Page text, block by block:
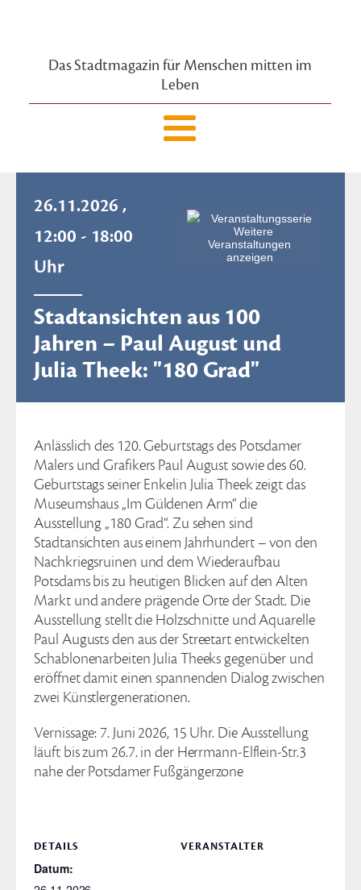
Das Stadtmagazin für Menschen mitten im
Leben
26.11.2026 ,
12:00 - 18:00
Uhr
Veranstaltungsserie
Weitere
Veranstaltungen
anzeigen
Stadtansichten aus 100
Jahren – Paul August und
Julia Theek: "180 Grad"
Anlässlich des 120. Geburtstags des Potsdamer
Malers und Grafikers Paul August sowie des 60.
Geburtstags seiner Enkelin Julia Theek zeigt das
Museumshaus „Im Güldenen Arm“ die
Ausstellung „180 Grad“. Zu sehen sind
Stadtansichten aus einem Jahrhundert – von den
Nachkriegsruinen und dem Wiederaufbau
Potsdams bis zu heutigen Blicken auf den Alten
Markt und andere prägende Orte der Stadt. Die
Ausstellung stellt die Holzschnitte und Aquarelle
Paul Augusts den aus der Streetart entwickelten
Schablonenarbeiten Julia Theeks gegenüber und
eröffnet damit einen spannenden Dialog zwischen
zwei Künstlergenerationen.
Vernissage: 7. Juni 2026, 15 Uhr. Die Ausstellung
läuft bis zum 26.7. in der Herrmann-Elflein-Str.3
nahe der Potsdamer Fußgängerzone
DETAILS
Datum:
VERANSTALTER